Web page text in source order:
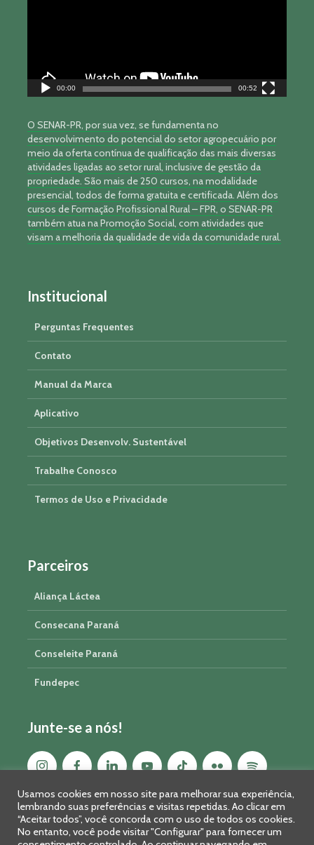
00:00 00:52
O SENAR-PR, por sua vez, se fundamenta no
desenvolvimento do potencial do setor agropecuário por
meio da oferta contínua de qualificação das mais diversas
atividades ligadas ao setor rural, inclusive de gestão da
propriedade. São mais de 250 cursos, na modalidade
presencial, todos de forma gratuita e certificada. Além dos
cursos de Formação Profissional Rural – FPR, o SENAR-PR
também atua na Promoção Social, com atividades que
visam a melhoria da qualidade de vida da comunidade rural.
Institucional
Perguntas Frequentes
Contato
Manual da Marca
Aplicativo
Objetivos Desenvolv. Sustentável
Trabalhe Conosco
Termos de Uso e Privacidade
Parceiros
Aliança Láctea
Consecana Paraná
Conseleite Paraná
Fundepec
Junte-se a nós!
Usamos cookies em nosso site para melhorar sua experiência,
lembrando suas preferências e visitas repetidas. Ao clicar em
“Aceitar todos”, você concorda com o uso de todos os cookies.
No entanto, você pode visitar "Configurar" para fornecer um